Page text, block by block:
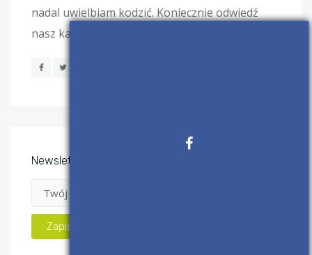
nadal uwielbiam kodzić. Koniecznie odwiedź
nasz kanał na YouTube, aby mnie lepiej poznać!
Newsletter